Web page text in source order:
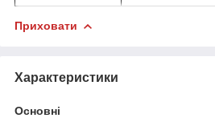
Приховати
Характеристики
Основні